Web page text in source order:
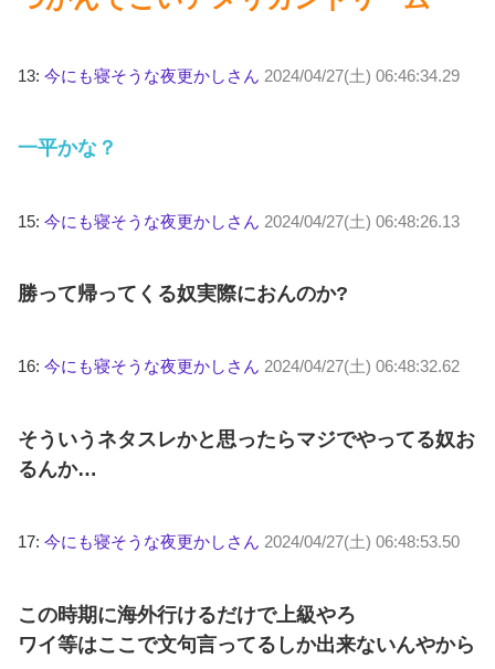
13: 今にも寝そうな夜更かしさん 2024/04/27(土) 06:46:34.29
一平かな？
15: 今にも寝そうな夜更かしさん 2024/04/27(土) 06:48:26.13
勝って帰ってくる奴実際におんのか?
16: 今にも寝そうな夜更かしさん 2024/04/27(土) 06:48:32.62
そういうネタスレかと思ったらマジでやってる奴お
るんか…
17: 今にも寝そうな夜更かしさん 2024/04/27(土) 06:48:53.50
この時期に海外行けるだけで上級やろ
ワイ等はここで文句言ってるしか出来ないんやから